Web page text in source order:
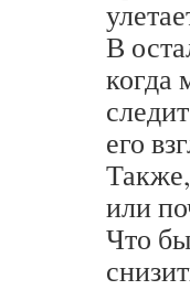
В
когда
его
Также,
или
Что